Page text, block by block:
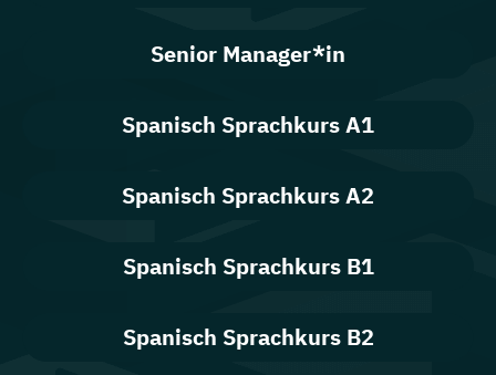
Senior Manager*in
Spanisch Sprachkurs A1
Spanisch Sprachkurs A2
Spanisch Sprachkurs B1
Spanisch Sprachkurs B2